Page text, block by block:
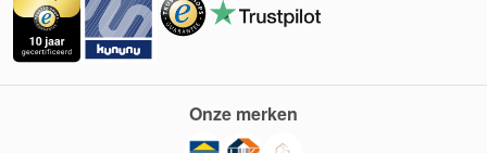
Onze merken